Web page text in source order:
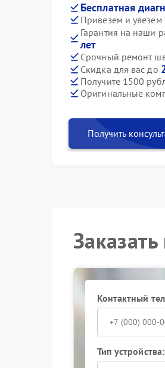
Бесплатная
Привезем и
Гарантия на наши
лет
Срочный ремонт
Скидка для вас до
Получите 1500
Оригинальные
Получить
Контактный
Тип устройства: